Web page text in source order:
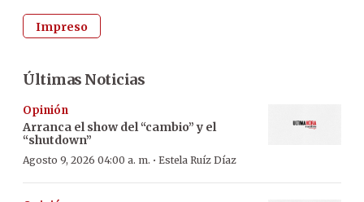
Impreso
Últimas Noticias
Opinión
Arranca el show del “cambio” y el
“shutdown”
Agosto 9, 2026 04:00 a. m. · Estela Ruíz Díaz